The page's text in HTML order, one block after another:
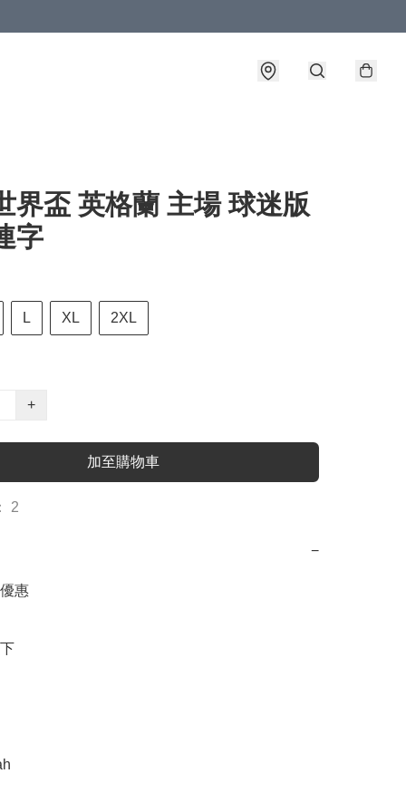
界盃 英格蘭 主場 球迷版
字
L XL 2XL
+
加至購物車
2
−
惠